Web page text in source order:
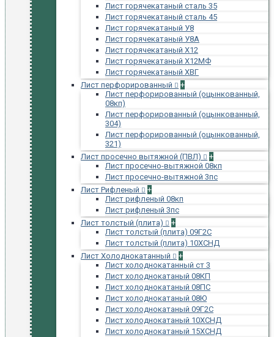
Лист горячекатаный сталь 35
Лист горячекатаный сталь 45
Лист горячекатаный У8
Лист горячекатаный У8А
Лист горячекатаный Х12
Лист горячекатаный Х12МФ
Лист горячекатаный ХВГ
Лист перфорированный
+
Лист перфорированный (оцынкованный,
08кп)
Лист перфорированный (оцынкованный,
304)
Лист перфорированный (оцынкованный,
321)
Лист просечно вытяжной (ПВЛ)
+
Лист просечно-вытяжной 08кп
Лист просечно-вытяжной 3пс
Лист Рифленый
+
Лист рифленый 08кп
Лист рифленый 3пс
Лист толстый (плита)
+
Лист толстый (плита) 09Г2С
Лист толстый (плита) 10ХСНД
Лист Холоднокатанный
+
Лист холоднокатанный ст 3
Лист холоднокатаный 08КП
Лист холоднокатаный 08ПС
Лист холоднокатаный 08Ю
Лист холоднокатаный 09Г2С
Лист холоднокатаный 10ХСНД
Лист холоднокатаный 15ХСНД